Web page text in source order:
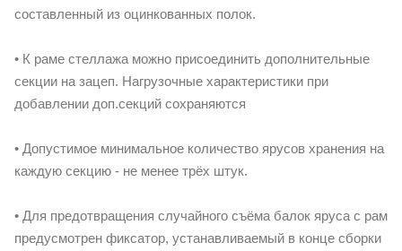
составленный из оцинкованных полок.
• К раме стеллажа можно присоединить дополнительные
секции на зацеп. Нагрузочные характеристики при
добавлении доп.секций сохраняются
• Допустимое минимальное количество ярусов хранения на
каждую секцию - не менее трёх штук.
• Для предотвращения случайного съёма балок яруса с рам
предусмотрен фиксатор, устанавливаемый в конце сборки